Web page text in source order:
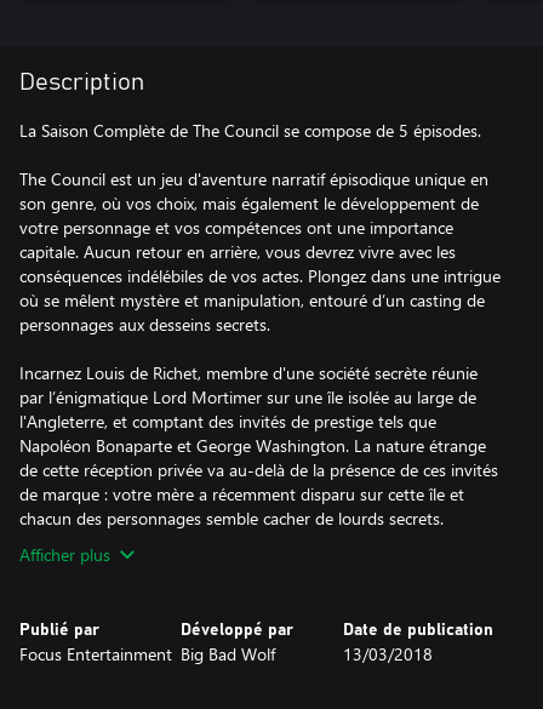
Description
La Saison Complète de The Council se compose de 5 épisodes.
The Council est un jeu d'aventure narratif épisodique unique en
son genre, où vos choix, mais également le développement de
votre personnage et vos compétences ont une importance
capitale. Aucun retour en arrière, vous devrez vivre avec les
conséquences indélébiles de vos actes. Plongez dans une intrigue
où se mêlent mystère et manipulation, entouré d’un casting de
personnages aux desseins secrets.
Incarnez Louis de Richet, membre d'une société secrète réunie
par l’énigmatique Lord Mortimer sur une île isolée au large de
l'Angleterre, et comptant des invités de prestige tels que
Napoléon Bonaparte et George Washington. La nature étrange
de cette réception privée va au-delà de la présence de ces invités
de marque : votre mère a récemment disparu sur cette île et
chacun des personnages semble cacher de lourds secrets.
Afficher plus
Publié par
Focus Entertainment
Développé par
Big Bad Wolf
Date de publication
13/03/2018